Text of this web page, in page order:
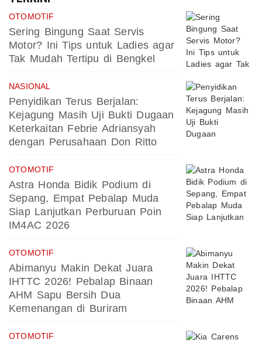
OTOMOTIF
Sering Bingung Saat Servis
Motor? Ini Tips untuk Ladies agar
Tak Mudah Tertipu di Bengkel
NASIONAL
Penyidikan Terus Berjalan:
Kejagung Masih Uji Bukti Dugaan
Keterkaitan Febrie Adriansyah
dengan Perusahaan Don Ritto
OTOMOTIF
Astra Honda Bidik Podium di
Sepang, Empat Pebalap Muda
Siap Lanjutkan Perburuan Poin
IM4AC 2026
OTOMOTIF
Abimanyu Makin Dekat Juara
IHTTC 2026! Pebalap Binaan
AHM Sapu Bersih Dua
Kemenangan di Buriram
OTOMOTIF